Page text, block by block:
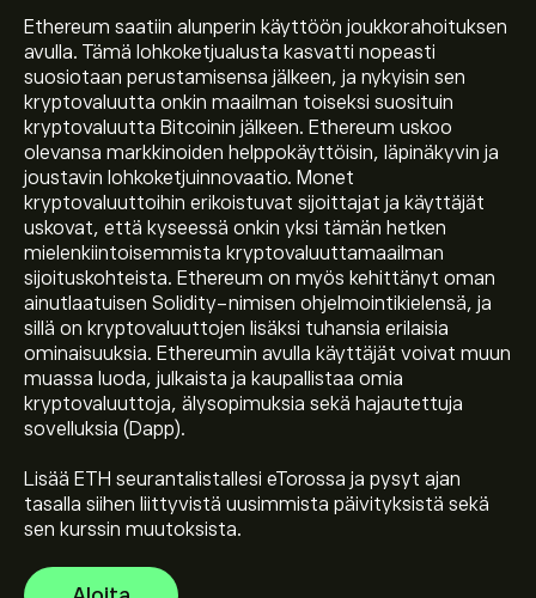
Ethereum saatiin alunperin käyttöön joukkorahoituksen
avulla. Tämä lohkoketjualusta kasvatti nopeasti
suosiotaan perustamisensa jälkeen, ja nykyisin sen
kryptovaluutta onkin maailman toiseksi suosituin
kryptovaluutta Bitcoinin jälkeen. Ethereum uskoo
olevansa markkinoiden helppokäyttöisin, läpinäkyvin ja
joustavin lohkoketjuinnovaatio. Monet
kryptovaluuttoihin erikoistuvat sijoittajat ja käyttäjät
uskovat, että kyseessä onkin yksi tämän hetken
mielenkiintoisemmista kryptovaluuttamaailman
sijoituskohteista. Ethereum on myös kehittänyt oman
ainutlaatuisen Solidity-nimisen ohjelmointikielensä, ja
sillä on kryptovaluuttojen lisäksi tuhansia erilaisia
ominaisuuksia. Ethereumin avulla käyttäjät voivat muun
muassa luoda, julkaista ja kaupallistaa omia
kryptovaluuttoja, älysopimuksia sekä hajautettuja
sovelluksia (Dapp).
Lisää ETH seurantalistallesi eTorossa ja pysyt ajan
tasalla siihen liittyvistä uusimmista päivityksistä sekä
sen kurssin muutoksista.
Instrumentin ETH tämänhetkinen hinta on 1,896.6148‎$‎
Instrumentin Ethereum markkina-arvo on 228.86B‎$‎
Instrumentin Ethereum kaikkien aikojen huippu on
4,955.1100‎$‎
Instrumentin Ethereum 24 tunnin kaupankäyntimäärä